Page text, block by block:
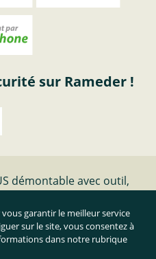
sur Rameder !
démontable avec outil,
contrat
garantir le meilleur service
sur le site, vous consentez à
dans notre rubrique